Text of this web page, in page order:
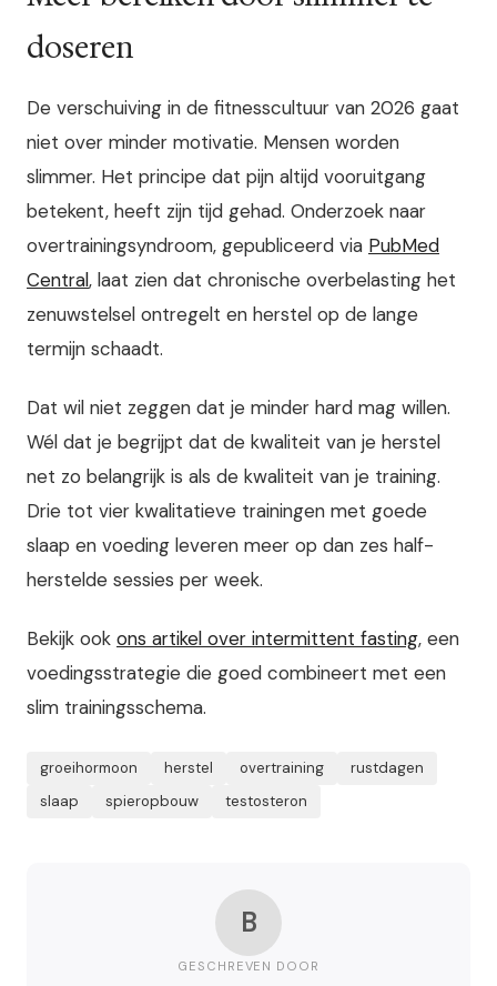
doseren
De verschuiving in de fitnesscultuur van 2026 gaat
niet over minder motivatie. Mensen worden
slimmer. Het principe dat pijn altijd vooruitgang
betekent, heeft zijn tijd gehad. Onderzoek naar
overtrainingsyndroom, gepubliceerd via PubMed
Central, laat zien dat chronische overbelasting het
zenuwstelsel ontregelt en herstel op de lange
termijn schaadt.
Dat wil niet zeggen dat je minder hard mag willen.
Wél dat je begrijpt dat de kwaliteit van je herstel
net zo belangrijk is als de kwaliteit van je training.
Drie tot vier kwalitatieve trainingen met goede
slaap en voeding leveren meer op dan zes half-
herstelde sessies per week.
Bekijk ook ons artikel over intermittent fasting, een
voedingsstrategie die goed combineert met een
slim trainingsschema.
groeihormoon herstel overtraining
rustdagen
slaap
spieropbouw testosteron
B
GESCHREVEN DOOR